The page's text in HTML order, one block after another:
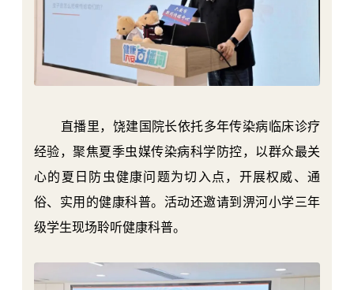
直播里，饶建国院长依托多年传染病临床诊疗
经验，聚焦夏季虫媒传染病科学防控，以群众最关
心的夏日防虫健康问题为切入点，开展权威、通
俗、实用的健康科普。活动还邀请到淠河小学三年
级学生现场聆听健康科普。